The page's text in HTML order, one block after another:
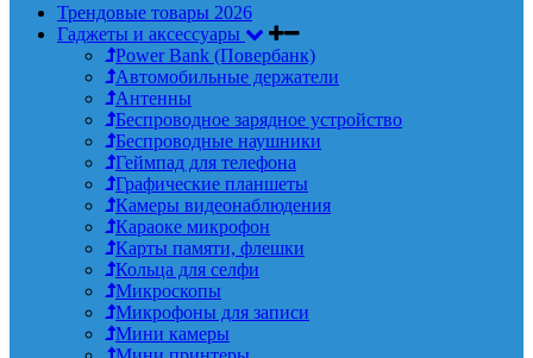
Трендовые товары 2026
Гаджеты и аксессуары
Power Bank (Повербанк)
Автомобильные держатели
Антенны
Беспроводное зарядное устройство
Беспроводные наушники
Геймпад для телефона
Графические планшеты
Камеры видеонаблюдения
Караоке микрофон
Карты памяти, флешки
Кольца для селфи
Микроскопы
Микрофоны для записи
Мини камеры